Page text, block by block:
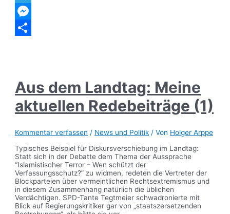
Telegram
Messenger
Aus dem Landtag: Meine
aktuellen Redebeiträge (1)
Kommentar verfassen / News und Politik / Von Holger Arppe
Typisches Beispiel für Diskursverschiebung im Landtag:
Statt sich in der Debatte dem Thema der Aussprache
“Islamistischer Terror – Wen schützt der
Verfassungsschutz?” zu widmen, redeten die Vertreter der
Blockparteien über vermeintlichen Rechtsextremismus und
in diesem Zusammenhang natürlich die üblichen
Verdächtigen. SPD-Tante Tegtmeier schwadronierte mit
Blick auf Regierungskritiker gar von „staatszersetzenden